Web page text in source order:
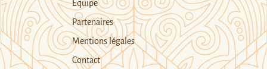
Equipe
Partenaires
Mentions légales
Contact